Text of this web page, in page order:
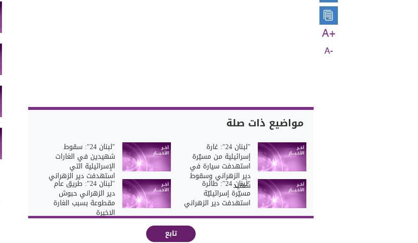
A+
A-
مواضيع ذات صلة
"لبنان 24": غارة
إسرائيلية من مسيّرة
استهدفت سيارة في
دير الزهراني وسقوط
شهيد
"لبنان 24": سقوط
شهيدين في الغارات
الإسرائيلية التي
استهدفت‏ دير الزهراني
"لبنان 24": طائرة
مسيّرة إسرائيليّة
استهدفت دير الزهراني
"لبنان 24": طريق عام
دير الزهراني حبوش
مقطوعة بسبب الغارة
الاخيرة
تابع